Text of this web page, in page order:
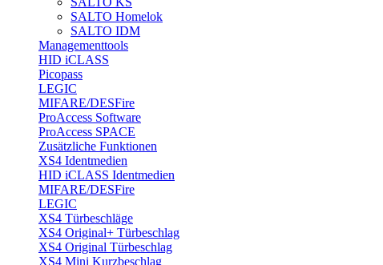
SALTO Homelok
SALTO IDM
Managementtools
HID iCLASS
Picopass
LEGIC
MIFARE/DESFire
ProAccess Software
ProAccess SPACE
Zusätzliche Funktionen
XS4 Identmedien
HID iCLASS Identmedien
MIFARE/DESFire
LEGIC
XS4 Türbeschläge
XS4 Original+ Türbeschlag
XS4 Original Türbeschlag
XS4 Mini Kurzbeschlag